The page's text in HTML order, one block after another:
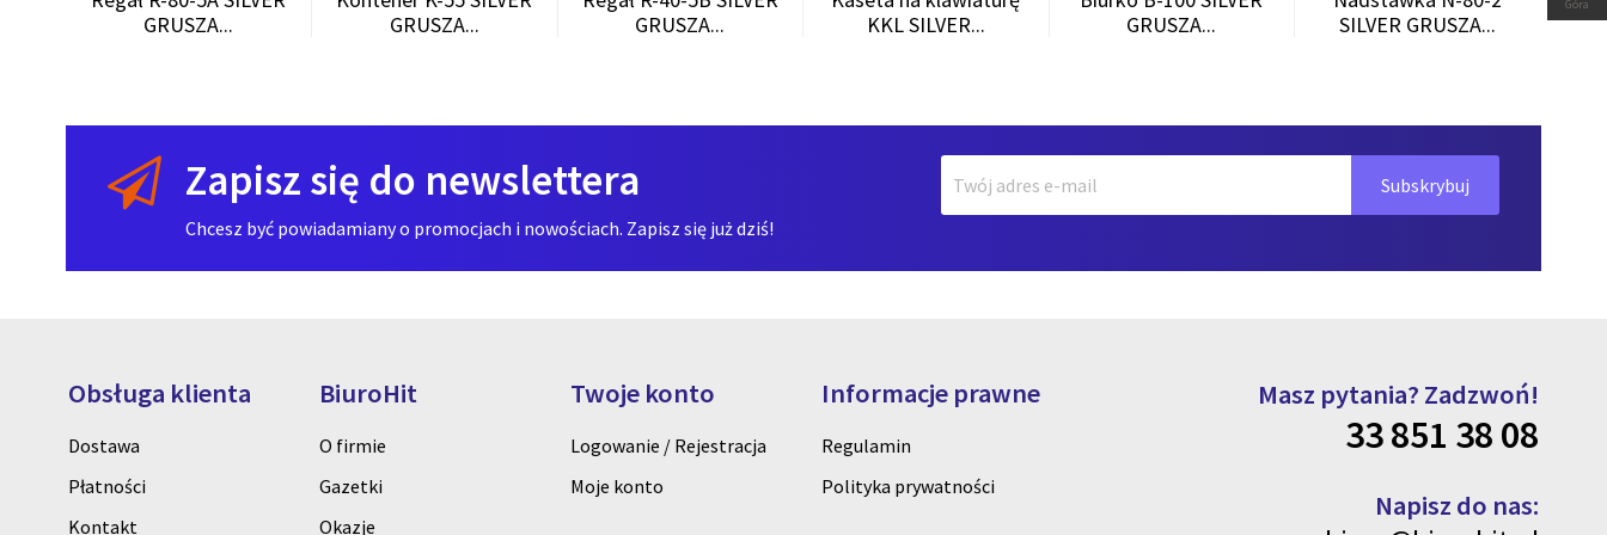
GRUSZA...
GRUSZA...
GRUSZA...
KKL SILVER...
GRUSZA...
SILVER GRUSZA...
Zapisz się do newslettera
Chcesz być powiadamiany o promocjach i nowościach. Zapisz się już dziś!
Obsługa klienta
Dostawa
Płatności
Kontakt
BiuroHit
O firmie
Gazetki
Okazje
Twoje konto
Logowanie / Rejestracja
Moje konto
Informacje prawne
Regulamin
Polityka prywatności
Masz pytania? Zadzwoń!
33 851 38 08
Napisz do nas:
Góra